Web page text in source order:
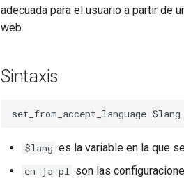
adecuada para el usuario a partir de
web.
Sintaxis
$lang es la variable en la que
en ja pl son las